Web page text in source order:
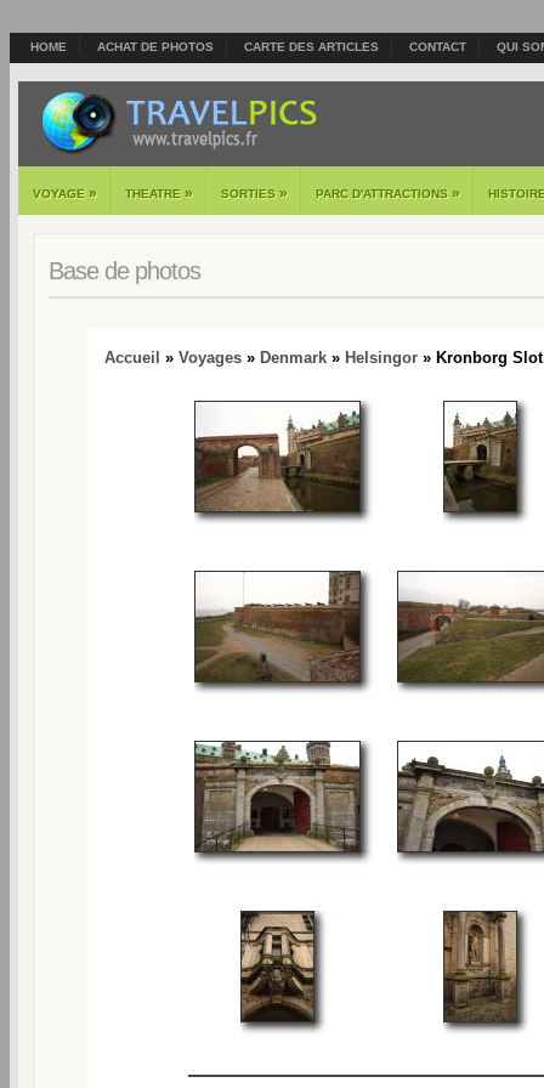
HOME ACHAT DE PHOTOS CARTE DES ARTICLES CONTACT QUI
VOYAGE » THEATRE » SORTIES » PARC D'ATTRACTIONS »
Base de photos
Accueil » Voyages » Denmark » Helsingor » Kronborg